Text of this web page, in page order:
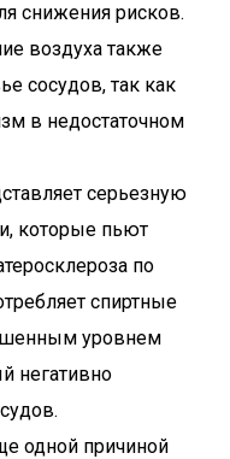
снижения рисков.
воздуха также
сосудов, так как
в недостаточном
серьезную
которые пьют
по
спиртные
уровнем
негативно
одной причиной